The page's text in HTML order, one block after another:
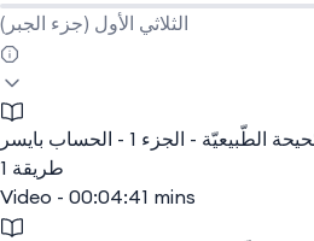
(جزء الجبر) الثلاثي الأول
المحور 01 - الأعداد الصّحيحة الطّبيعيّة - الجزء 1 - الحساب بايسر
طريقة 1
Video - 00:04:41 mins